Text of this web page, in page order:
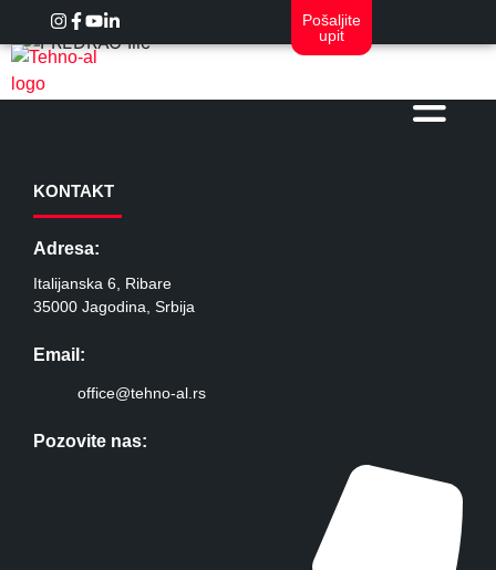
Pošaljite
upit
KONTAKT
Adresa:
Italijanska 6, Ribare
35000 Jagodina, Srbija
Email:
office@tehno-al.rs
Pozovite nas: